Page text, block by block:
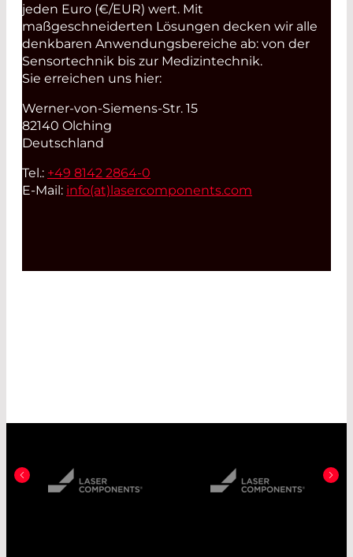
jeden Euro (€/EUR) wert. Mit
maßgeschneiderten Lösungen decken wir alle
denkbaren Anwendungsbereiche ab: von der
Sensortechnik bis zur Medizintechnik.
Sie erreichen uns hier:
Werner-von-Siemens-Str. 15
82140 Olching
Deutschland
Tel.: +49 8142 2864-0
E-Mail: info(at)lasercomponents.com